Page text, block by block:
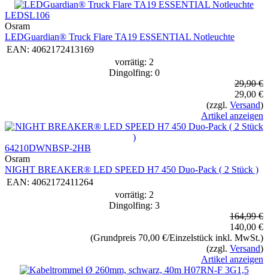
LEDSL106
Osram
LEDGuardian® Truck Flare TA19 ESSENTIAL Notleuchte
EAN: 4062172413169
vorrätig: 2
Dingolfing: 0
29,90 €
29,00 €
(zzgl. Versand)
Artikel anzeigen
64210DWNBSP-2HB
Osram
NIGHT BREAKER® LED SPEED H7 450 Duo-Pack ( 2 Stück )
EAN: 4062172411264
vorrätig: 2
Dingolfing: 3
164,99 €
140,00 €
(Grundpreis 70,00 €/Einzelstück inkl. MwSt.)
(zzgl. Versand)
Artikel anzeigen